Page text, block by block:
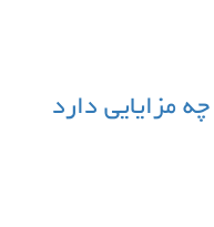
مزایایی دارد